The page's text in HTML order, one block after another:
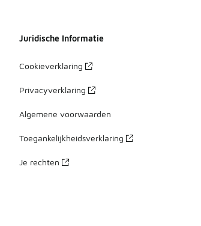
Juridische Informatie
Cookieverklaring
Privacyverklaring
Algemene voorwaarden
Toegankelijkheidsverklaring
Je rechten